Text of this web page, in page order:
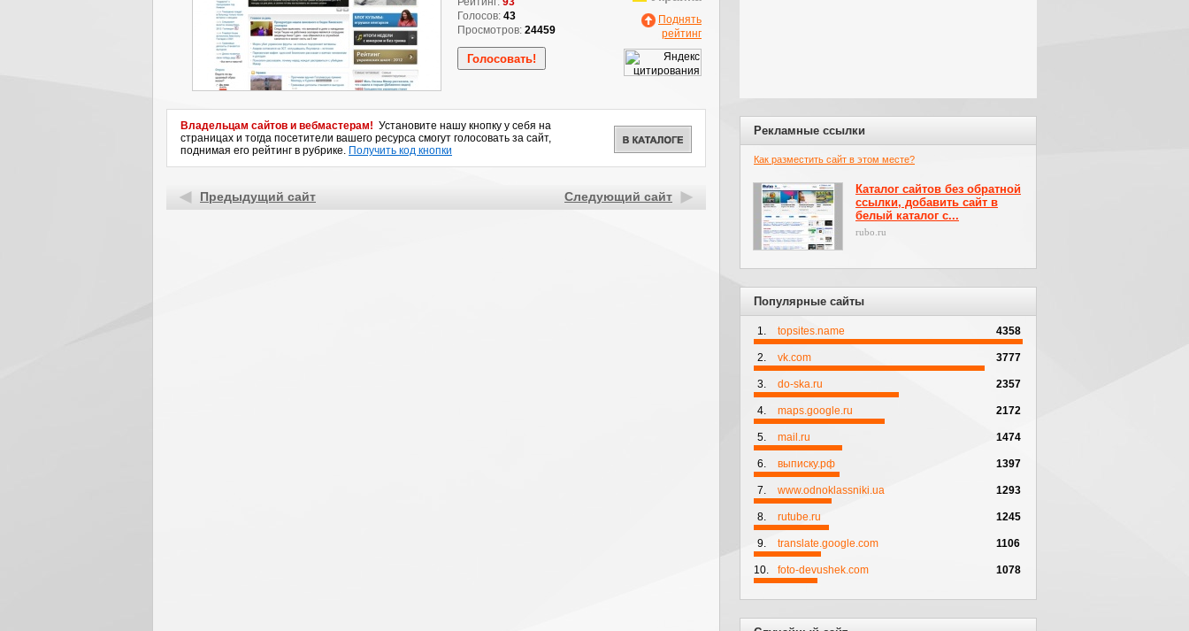
Голосов: 43
Просмотров: 24459
Поднять
рейтинг
Владельцам сайтов и вебмастерам! Установите нашу кнопку у себя на
страницах и тогда посетители вашего ресурса смогут голосовать за сайт,
поднимая его рейтинг в рубрике. Получить код кнопки
Предыдущий сайт Следующий сайт
Рекламные ссылки
Как разместить сайт в этом месте?
Каталог сайтов без обратной
ссылки, добавить сайт в
белый каталог с...
rubo.ru
Популярные сайты
1. topsites.name 4358
2. vk.com 3777
3. do-ska.ru 2357
4. maps.google.ru 2172
5. mail.ru 1474
6. выписку.рф 1397
7. www.odnoklassniki.ua 1293
8. rutube.ru 1245
9. translate.google.com 1106
10. foto-devushek.com 1078